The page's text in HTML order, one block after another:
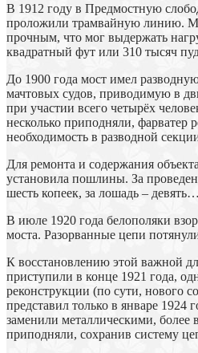
В 1912 году в Предмостную
проложили трамвайную линию.
прочным, что мог выдержать
квадратный фут или 310 тысяч
До 1900 года мост имел
мачтовых судов, приводимую в
при участии всего четырёх
несколько приподняли, фарватер
необходимость в разводной
Для ремонта и содержания
установила пошлины. За
шесть копеек, за лошадь – девять…
В июле 1920 года белополяки
моста. Разорванные цепи
К восстановлению этой важной
приступили в конце 1921 года,
реконструкции (по сути, нового
представил только в январе 1924
заменили металлическими,
приподняли, сохранив систему